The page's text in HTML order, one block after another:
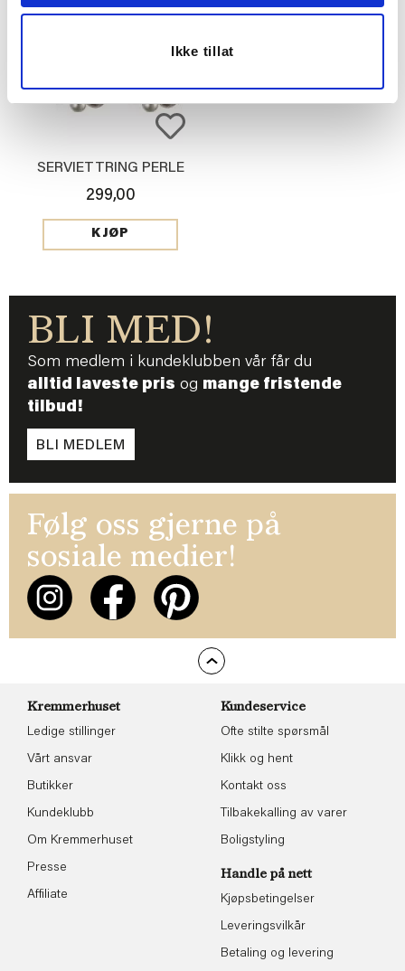
Ikke tillat
SERVIETTRING PERLE
299,00
KJØP
BLI MED!
Som medlem i kundeklubben vår får du
alltid laveste pris og mange fristende
tilbud!
BLI MEDLEM
Følg oss gjerne på
sosiale medier!
Kremmerhuset
Ledige stillinger
Vårt ansvar
Butikker
Kundeklubb
Om Kremmerhuset
Presse
Affiliate
Kundeservice
Ofte stilte spørsmål
Klikk og hent
Kontakt oss
Tilbakekalling av varer
Boligstyling
Handle på nett
Kjøpsbetingelser
Leveringsvilkår
Betaling og levering